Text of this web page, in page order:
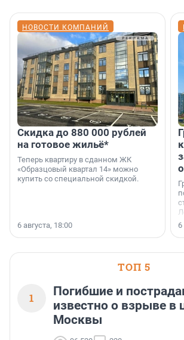
НОВОСТИ КОМПАНИЙ
Скидка до 880 000 рублей
на готовое жильё*
Теперь квартиру в сданном ЖК
«Образцовый квартал 14» можно
купить со специальной скидкой.
6 августа, 18:00 6
ТОП 5
1
Погибшие и
известно о взрыве в
Москвы